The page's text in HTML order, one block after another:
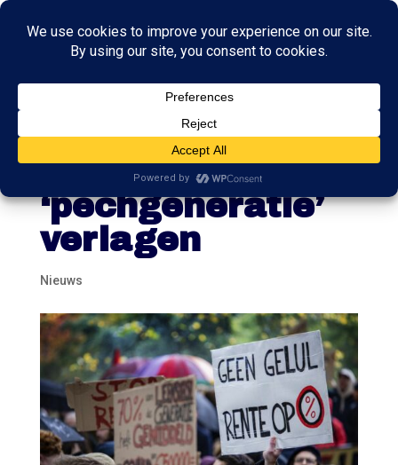
Kamer wil rente
op studieschuld
‘pechgeneratie’
verlagen
Nieuws